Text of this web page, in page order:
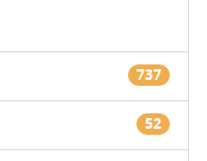
737
52